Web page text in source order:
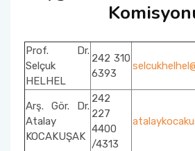
Prof. Dr.
Selçuk
HELHEL
242 310
6393
Arş. Gör. Dr.
Atalay
KOCAKUŞAK
242
227
4400
/4313